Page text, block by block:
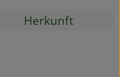
Herkunft